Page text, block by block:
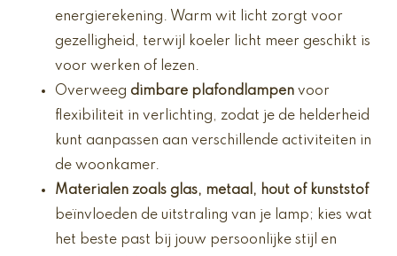
energierekening. Warm wit licht zorgt voor
gezelligheid, terwijl koeler licht meer geschikt is
voor werken of lezen.
Overweeg dimbare plafondlampen voor
flexibiliteit in verlichting, zodat je de helderheid
kunt aanpassen aan verschillende activiteiten in
de woonkamer.
Materialen zoals glas, metaal, hout of kunststof
beïnvloeden de uitstraling van je lamp; kies wat
het beste past bij jouw persoonlijke stijl en